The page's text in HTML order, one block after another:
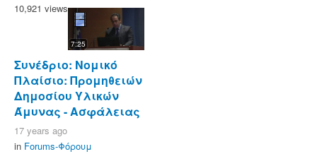
10,921 views
7:25
Συνέδριο: Νομικό
Πλαίσιο: Προμηθειών
Δημοσίου Υλικών
Άμυνας - Ασφάλειας
17 years ago
in Forums-Φόρουμ